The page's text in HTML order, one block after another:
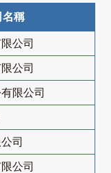
名稱
公司
公司
限公司
司
公司